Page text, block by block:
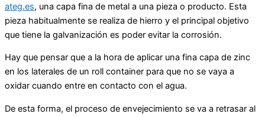
ateg.es, una capa fina de metal a una pieza o producto. Esta
pieza habitualmente se realiza de hierro y el principal objetivo
que tiene la galvanización es poder evitar la corrosión.
Hay que pensar que a la hora de aplicar una fina capa de zinc
en los laterales de un roll container para que no se vaya a
oxidar cuando entre en contacto con el agua.
De esta forma, el proceso de envejecimiento se va a retrasar al